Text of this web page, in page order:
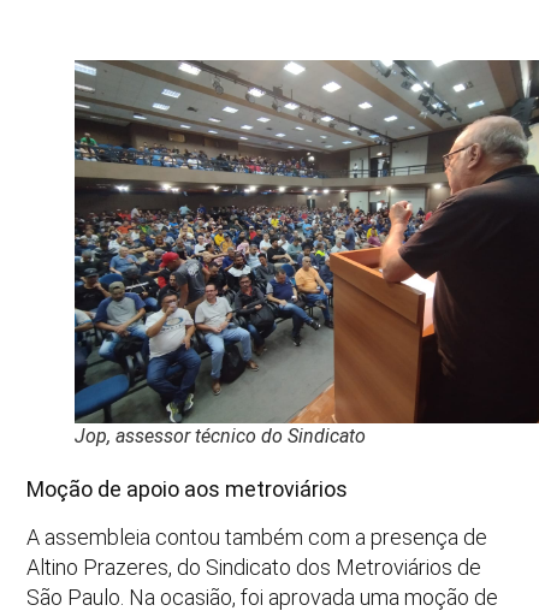
Jop, assessor técnico do Sindicato
Moção de apoio aos metroviários
A assembleia contou também com a presença de
Altino Prazeres, do Sindicato dos Metroviários de
São Paulo. Na ocasião, foi aprovada uma moção de